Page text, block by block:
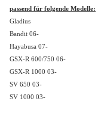
passend für folgende Modelle:
Gladius
Bandit 06-
Hayabusa 07-
GSX-R 600/750 06-
GSX-R 1000 03-
SV 650 03-
SV 1000 03-